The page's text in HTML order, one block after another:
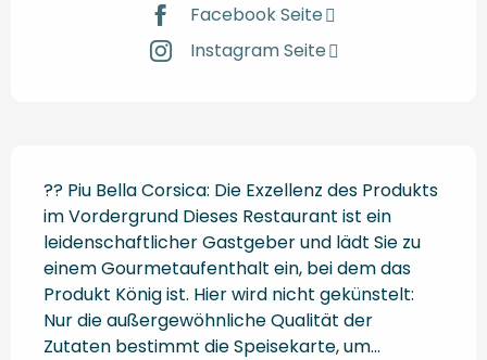
Facebook Seite
Instagram Seite
?? Piu Bella Corsica: Die Exzellenz des Produkts
im Vordergrund Dieses Restaurant ist ein
leidenschaftlicher Gastgeber und lädt Sie zu
einem Gourmetaufenthalt ein, bei dem das
Produkt König ist. Hier wird nicht gekünstelt:
Nur die außergewöhnliche Qualität der
Zutaten bestimmt die Speisekarte, um...